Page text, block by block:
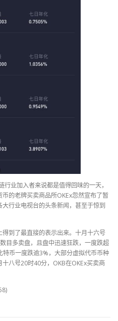
业加入者来说都是值得回味的一天，
的老牌买卖商品所OKEx忽然宣布了暂
行业电视台的头条新闻，甚至于惊到
到了最直接的表示出来。十月十六号
目多卖盘，且盘中迅速狂跌，一度跌超
币一度跌逾3%，大部分虚拟代币币种
八号20时40分，OKB在OKEx买卖商